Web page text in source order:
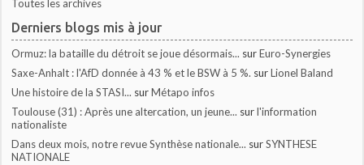
Toutes les archives
Derniers blogs mis à jour
Ormuz: la bataille du détroit se joue désormais... surEuro-Synergies
Saxe-Anhalt : l'AfD donnée à 43 % et le BSW à 5 %. surLionel Baland
Une histoire de la STASI... surMétapo infos
Toulouse (31) : Après une altercation, un jeune... surl'information
nationaliste
Dans deux mois, notre revue Synthèse nationale... surSYNTHESE
NATIONALE